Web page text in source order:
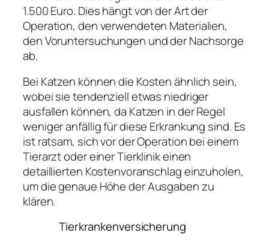
1.500 Euro. Dies hängt von der Art der
Operation, den verwendeten Materialien,
den Voruntersuchungen und der Nachsorge
ab.
Bei Katzen können die Kosten ähnlich sein,
wobei sie tendenziell etwas niedriger
ausfallen können, da Katzen in der Regel
weniger anfällig für diese Erkrankung sind. Es
ist ratsam, sich vor der Operation bei einem
Tierarzt oder einer Tierklinik einen
detaillierten Kostenvoranschlag einzuholen,
um die genaue Höhe der Ausgaben zu
klären.
Tierkrankenversicherung